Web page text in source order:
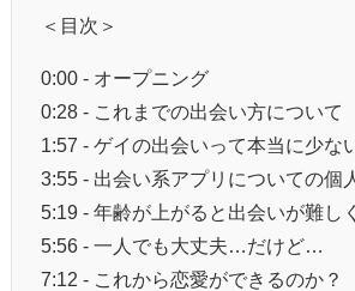
＜目次＞
0:00 - オープニング
0:28 - これまでの出会い方について
1:57 - ゲイの出会いって本当に少な
3:55 - 出会い系アプリについての個
5:19 - 年齢が上がると出会いが難し
5:56 - 一人でも大丈夫…だけど…
7:12 - これから恋愛ができるのか？